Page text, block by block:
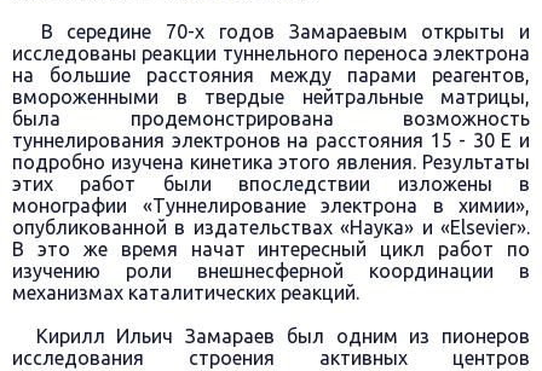
В середине 70-х годов Замараевым открыты и
исследованы реакции туннельного переноса электрона
на большие расстояния между парами реагентов,
вмороженными в твердые нейтральные матрицы,
была продемонстрирована возможность
туннелирования электронов на расстояния 15 - 30 Е и
подробно изучена кинетика этого явления. Результаты
этих работ были впоследствии изложены в
монографии «Туннелирование электрона в химии»,
опубликованной в издательствах «Наука» и «Еlsеvier».
В это же время начат интересный цикл работ по
изучению роли внешнесферной координации в
механизмах каталитических реакций.
Кирилл Ильич Замараев был одним из пионеров
исследования строения активных центров